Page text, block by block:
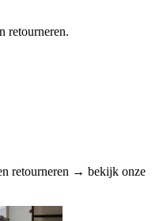
retourneren.
retourneren → bekijk onze